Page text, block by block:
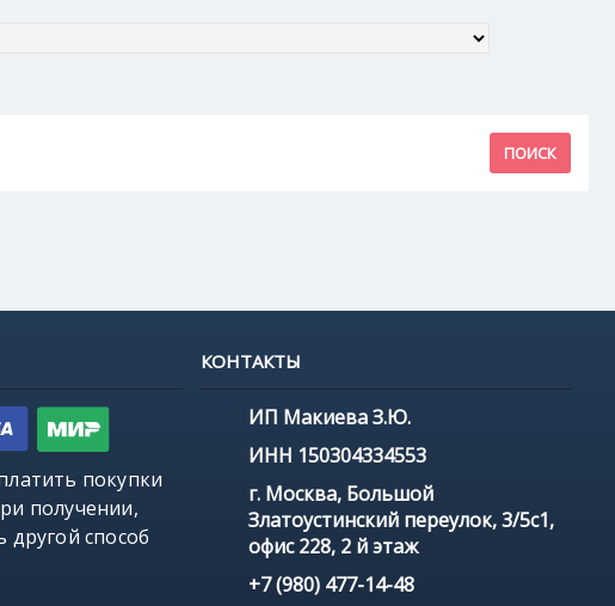
покупки
получении,
другой способ
КОНТАКТЫ
ИП Макиева З.Ю.
ИНН 150304334553
г. Москва, Большой
Златоустинский переулок, 3/5с1,
офис 228, 2 й этаж
+7 (980) 477-14-48